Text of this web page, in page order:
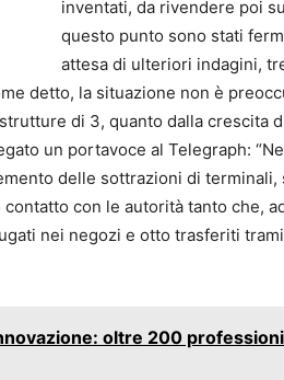
inventati, da rivendere poi
questo punto sono stati
attesa di ulteriori indagini,
detto, la situazione non è
di 3, quanto dalla crescita
un portavoce al Telegraph:
delle sottrazioni di terminali,
con le autorità tanto che,
nei negozi e otto trasferiti
oltre 200